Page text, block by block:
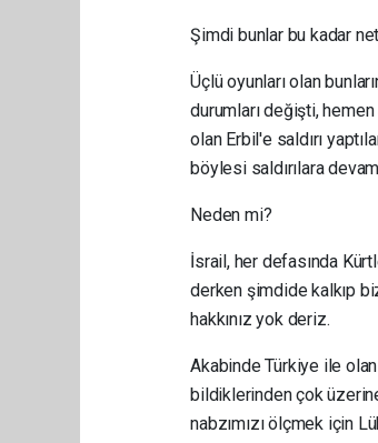
Şimdi bunlar bu kadar
Üçlü oyunları olan
durumları değişti,
olan Erbil'e saldırı
böylesi saldırılara
Neden mi?
İsrail, her defasında
derken şimdide kalkıp
hakkınız yok deriz.
Akabinde Türkiye ile
bildiklerinden çok
nabzımızı ölçmek için